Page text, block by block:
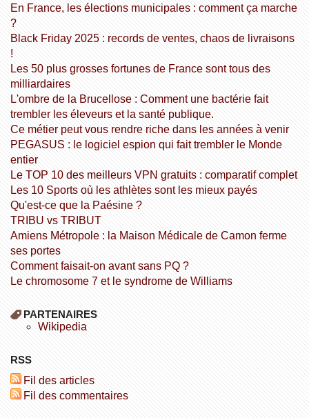
En France, les élections municipales : comment ça marche
?
Black Friday 2025 : records de ventes, chaos de livraisons
!
Les 50 plus grosses fortunes de France sont tous des
milliardaires
L'ombre de la Brucellose : Comment une bactérie fait
trembler les éleveurs et la santé publique.
Ce métier peut vous rendre riche dans les années à venir
PEGASUS : le logiciel espion qui fait trembler le Monde
entier
Le TOP 10 des meilleurs VPN gratuits : comparatif complet
Les 10 Sports où les athlètes sont les mieux payés
Qu'est-ce que la Paésine ?
TRIBU vs TRIBUT
Amiens Métropole : la Maison Médicale de Camon ferme
ses portes
Comment faisait-on avant sans PQ ?
Le chromosome 7 et le syndrome de Williams
PARTENAIRES
wikipedia
RSS
Fil des articles
Fil des commentaires